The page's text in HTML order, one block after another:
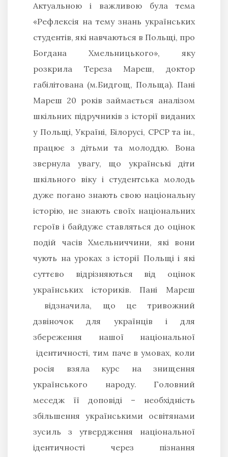
Актуальною і важливою була тема
«Рефлексія на тему знань українських
студентів, які навчаються в Польщі, про
Богдана Хмельницького», яку
розкрила Тереза Мареш, доктор
габілітована (м.Бидгощ, Польща). Пані
Мареш 20 років займається аналізом
шкільних підручників з історії виданих
у Польщі, Україні, Білорусі, СРСР та ін.,
працює з дітьми та молоддю. Вона
звернула увагу, що українські діти
шкільного віку і студентська молодь
дуже погано знають свою національну
історію, не знають своїх національних
героїв і байдуже ставляться до оцінок
подій часів Хмельниччини, які вони
чують на уроках з історії Польщі і які
суттєво відрізняються від оцінок
українських істориків. Пані Мареш
відзначила, що це тривожний
дзвіночок для українців і для
збереження нашої національної
ідентичності, тим паче в умовах, коли
росія взяла курс на знищення
українського народу. Головний
меседж її доповіді – необхідність
збільшення українськими освітянами
зусиль з утвердження національної
ідентичності через пізнання